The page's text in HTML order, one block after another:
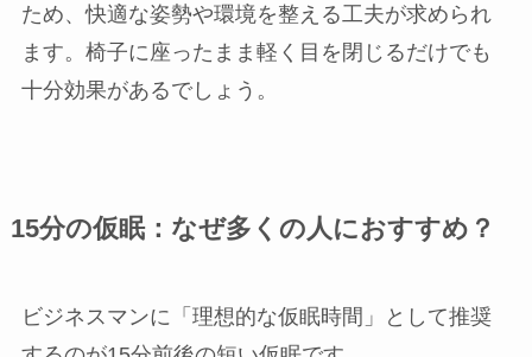
ため、快適な姿勢や環境を整える工夫が求められ
ます。椅子に座ったまま軽く目を閉じるだけでも
十分効果があるでしょう。
15分の仮眠：なぜ多くの人におすすめ？
ビジネスマンに「理想的な仮眠時間」として推奨